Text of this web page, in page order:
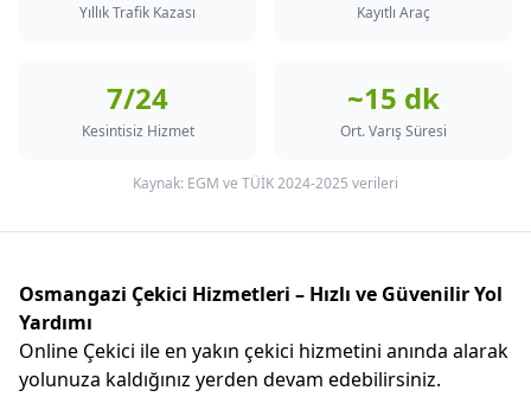
Yıllık Trafik Kazası Kayıtlı Araç
7/24
Kesintisiz Hizmet
~15 dk
Ort. Varış Süresi
Kaynak: EGM ve TÜİK 2024-2025 verileri
Osmangazi Çekici Hizmetleri – Hızlı ve Güvenilir Yol
Yardımı
Online Çekici ile en yakın çekici hizmetini anında alarak
yolunuza kaldığınız yerden devam edebilirsiniz.